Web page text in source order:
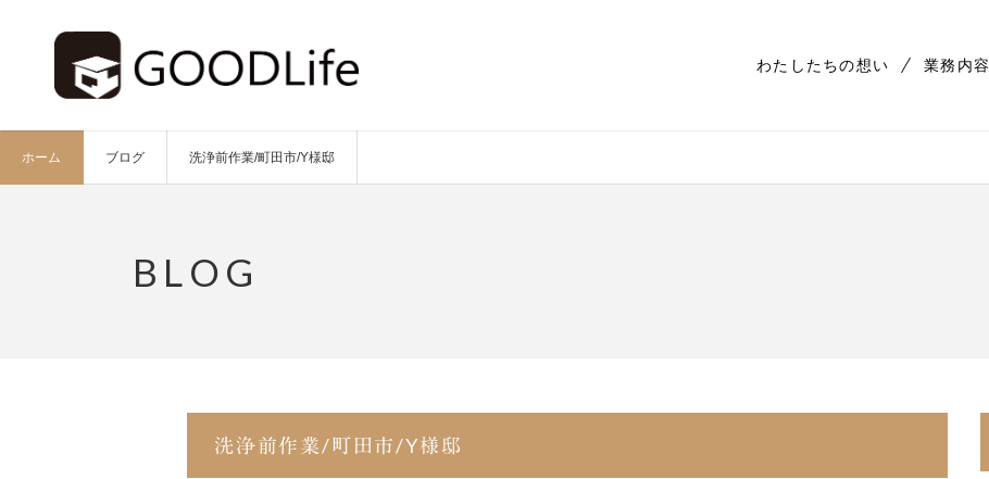
わたしたちの想い 業務内容
ホーム ブログ 洗浄前作業/町田市/Y様邸
洗浄前作業/町田市/Y様邸